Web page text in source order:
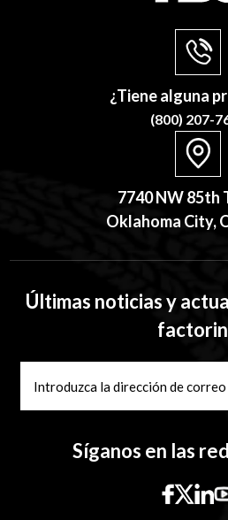
¿Tiene alguna
(800) 207-
7740 NW 85th
Oklahoma City,
Últimas noticias y
Síganos en las